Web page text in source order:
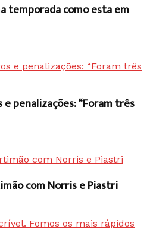
temporada como esta em
penalizações: “Foram três
com Norris e Piastri